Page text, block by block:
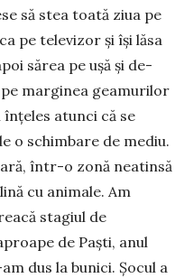
să stea toată ziua pe
pe televizor și își lăsa
sărea pe ușă și de-
marginea geamurilor
înțeles atunci că se
o schimbare de mediu.
într-o zonă neatinsă
cu animale. Am
stagiul de
de Paști, anul
dus la bunici. Șocul a